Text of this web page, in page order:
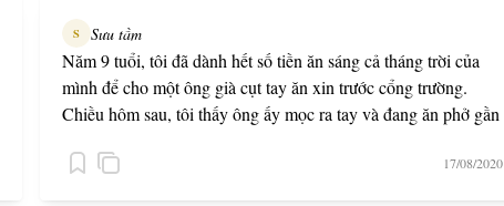
S Sưu tầm
Năm 9 tuổi, tôi đã dành hết số tiền ăn sáng cả tháng trời của
mình để cho một ông già cụt tay ăn xin trước cổng trường.
Chiều hôm sau, tôi thấy ông ấy mọc ra tay và đang ăn phở gần
17/08/2020